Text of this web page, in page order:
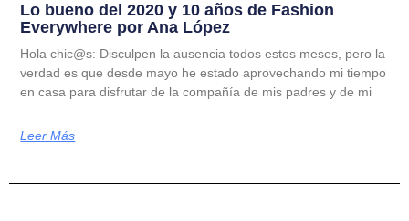
Lo bueno del 2020 y 10 años de Fashion
Everywhere por Ana López
Hola chic@s: Disculpen la ausencia todos estos meses, pero la
verdad es que desde mayo he estado aprovechando mi tiempo
en casa para disfrutar de la compañía de mis padres y de mi
Leer Más